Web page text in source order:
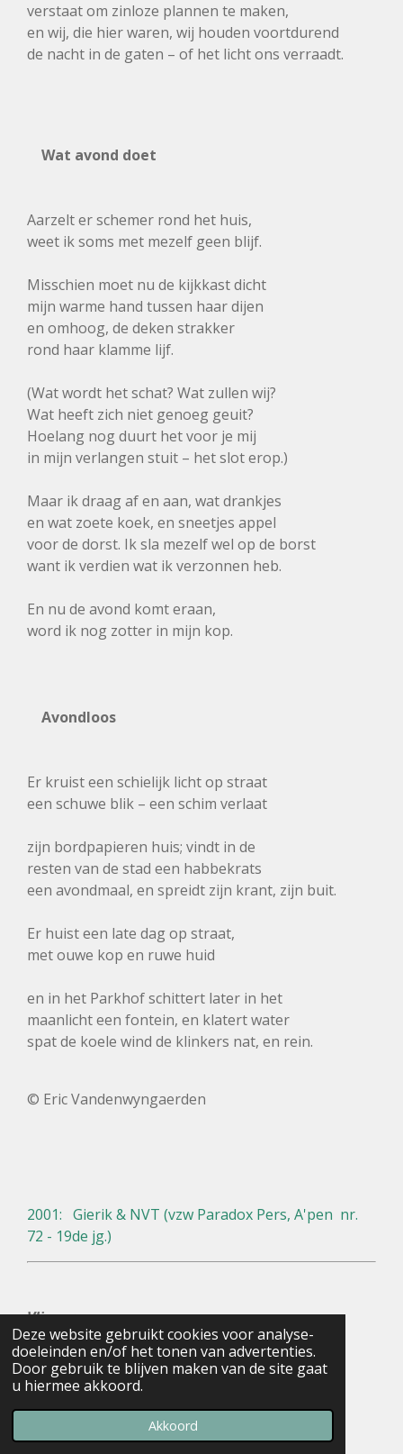
Deze website gebruikt cookies voor analyse-
doeleinden en/of het tonen van advertenties.
Door gebruik te blijven maken van de site gaat
u hiermee akkoord.
Akkoord
verstaat om zinloze plannen te maken,
en wij, die hier waren, wij houden voortdurend
de nacht in de gaten – of het licht ons verraadt.
Wat avond doet
Aarzelt er schemer rond het huis,
weet ik soms met mezelf geen blijf.
Misschien moet nu de kijkkast dicht
mijn warme hand tussen haar dijen
en omhoog, de deken strakker
rond haar klamme lijf.
(Wat wordt het schat? Wat zullen wij?
Wat heeft zich niet genoeg geuit?
Hoelang nog duurt het voor je mij
in mijn verlangen stuit – het slot erop.)
Maar ik draag af en aan, wat drankjes
en wat zoete koek, en sneetjes appel
voor de dorst. Ik sla mezelf wel op de borst
want ik verdien wat ik verzonnen heb.
En nu de avond komt eraan,
word ik nog zotter in mijn kop.
Avondloos
Er kruist een schielijk licht op straat
een schuwe blik – een schim verlaat
zijn bordpapieren huis; vindt in de
resten van de stad een habbekrats
een avondmaal, en spreidt zijn krant, zijn buit.
Er huist een late dag op straat,
met ouwe kop en ruwe huid
en in het Parkhof schittert later in het
maanlicht een fontein, en klatert water
spat de koele wind de klinkers nat, en rein.
© Eric Vandenwyngaerden
2001: Gierik & NVT (vzw Paradox Pers, A'pen nr.
72 - 19de jg.)
Vliegeren
Wolken